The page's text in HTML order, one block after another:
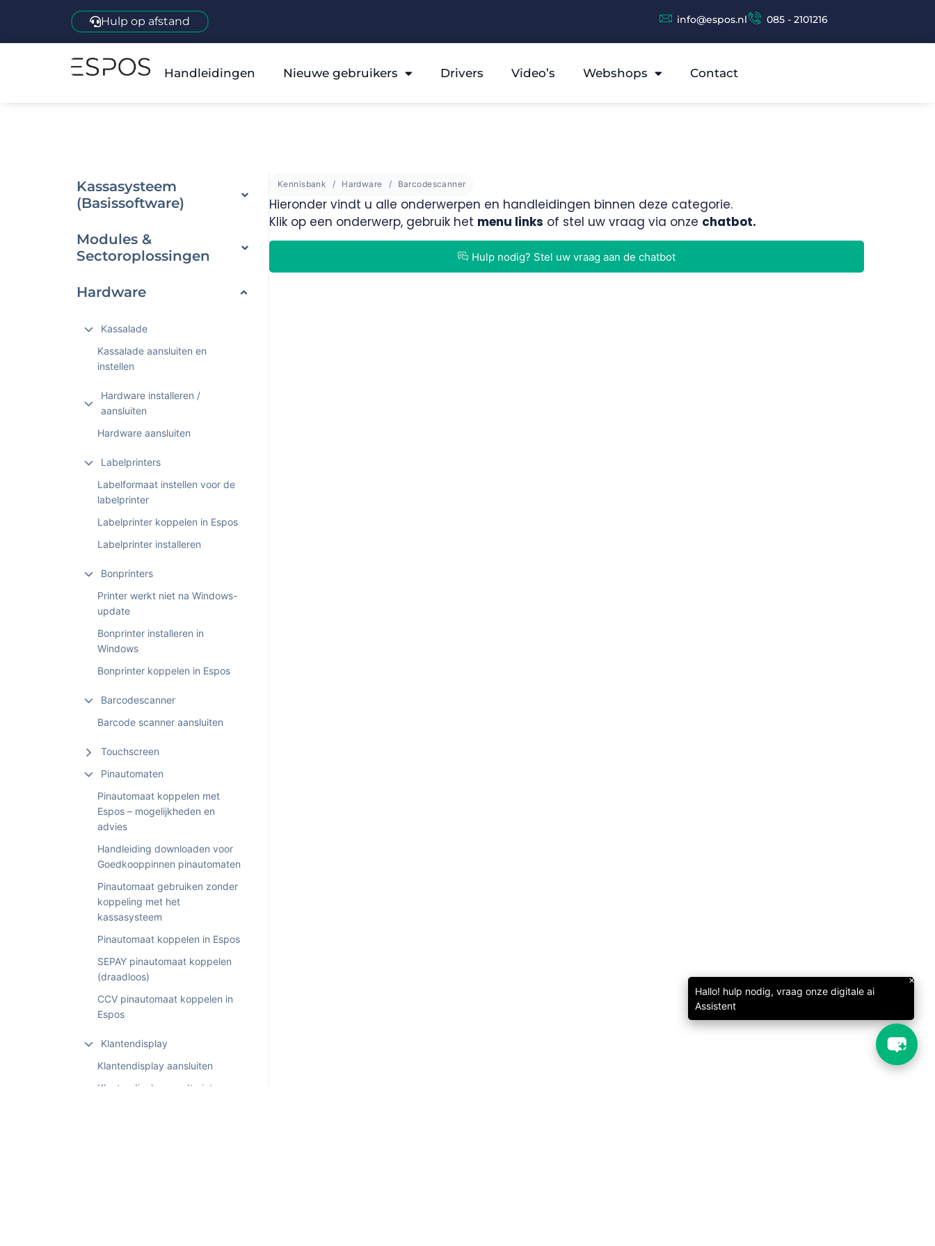
Hulp op afstand info@espos.nl 085 - 2101216
Handleidingen Nieuwe gebruikers Drivers Video’s Webshops Contact
Kassasysteem
(Basissoftware)
Modules &
Sectoroplossingen
Hardware
Kassalade
Kassalade aansluiten en
instellen
Hardware installeren /
aansluiten
Hardware aansluiten
Labelprinters
Labelformaat instellen voor de
labelprinter
Labelprinter koppelen in Espos
Labelprinter installeren
Bonprinters
Printer werkt niet na Windows-
update
Bonprinter installeren in
Windows
Bonprinter koppelen in Espos
Barcodescanner
Barcode scanner aansluiten
Touchscreen
Pinautomaten
Pinautomaat koppelen met
Espos – mogelijkheden en
advies
Handleiding downloaden voor
Goedkooppinnen pinautomaten
Pinautomaat gebruiken zonder
koppeling met het
kassasysteem
Pinautomaat koppelen in Espos
SEPAY pinautomaat koppelen
(draadloos)
CCV pinautomaat koppelen in
Espos
Klantendisplay
Klantendisplay aansluiten
Klantendisplay wordt niet
Kennisbank Hardware Barcodescanner
Hieronder vindt u alle onderwerpen en handleidingen binnen deze categorie.
Klik op een onderwerp, gebruik het menu links of stel uw vraag via onze chatbot.
Hulp nodig? Stel uw vraag aan de chatbot
Start Chat
Hallo! hulp nodig, vraag onze digitale ai
Assistent
×